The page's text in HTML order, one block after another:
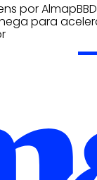
por
para